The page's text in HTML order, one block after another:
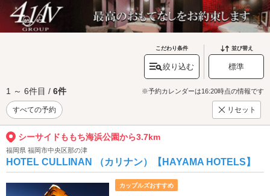
こだわり条件
絞り込む
並び替え
標準
1 ～ 6件目 / 6件 ※予約カレンダーは16:20時点の情報です
すべての予約 リセット
シーサイドももち海浜公園から3.7km
福岡県 福岡市中央区那の津
HOTEL CULLINAN （カリナン）【HAYAMA HOTELS】
カップルズおすすめ